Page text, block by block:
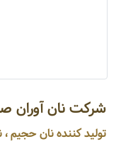
شرکت نان آوران
تولید کننده نان حجیم